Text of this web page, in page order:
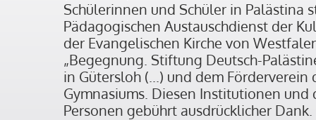
Schülerinnen und Schüler in Palästina
Pädagogischen Austauschdienst der
der Evangelischen Kirche von
„Begegnung. Stiftung Deutsch-
in Gütersloh (...) und dem Förderverein
Gymnasiums. Diesen Institutionen
Personen gebührt ausdrücklicher Dank.